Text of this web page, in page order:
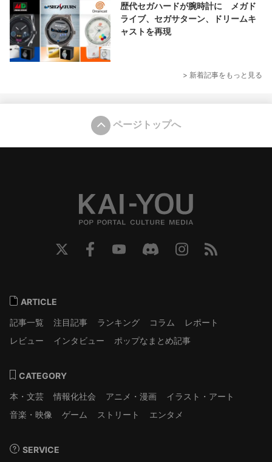
歴代セガハードが腕時計に メガド
ライブ、セガサターン、ドリームキ
ャストを再現
> 新着記事をもっと見る
ページトップへ
ARTICLE
記事一覧
注目記事 ランキング コラム
レポート
レビュー
インタビュー ポップなまとめ記事
CATEGORY
本・文芸
情報化社会 アニメ・漫画
イラスト・アート
音楽・映像
ゲーム ストリート エンタメ
SERVICE